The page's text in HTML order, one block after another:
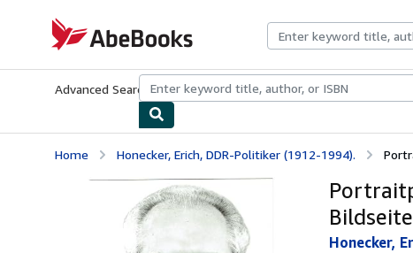
AbeBooks.com
Advanced Search Browse CollectionsRare BooksArt & Collectibles
Home Honecker, Erich, DDR-Politiker (1912-1994).
Bildseite
Honecker,